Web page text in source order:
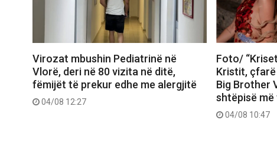
Virozat mbushin Pediatrinë në
Vlorë, deri në 80 vizita në ditë,
fëmijët të prekur edhe me alergjitë
04/08 12:27
Foto/
Kristit,
Big Brother
shtëpisë
04/08 10:47